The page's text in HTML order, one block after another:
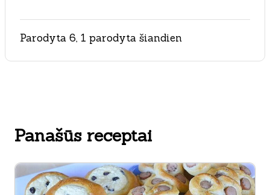
Parodyta 6, 1 parodyta šiandien
Panašūs receptai